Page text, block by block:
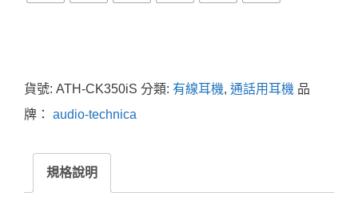
貨號: ATH-CK350iS 分類: 有線耳機, 通話用耳機 品
牌： audio-technica
規格說明